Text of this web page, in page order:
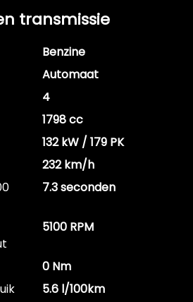
transmissie
Benzine
Automaat
4
1798 cc
132 kW / 179 PK
232 km/h
7.3 seconden
5100 RPM
0 Nm
5.6 l/100km